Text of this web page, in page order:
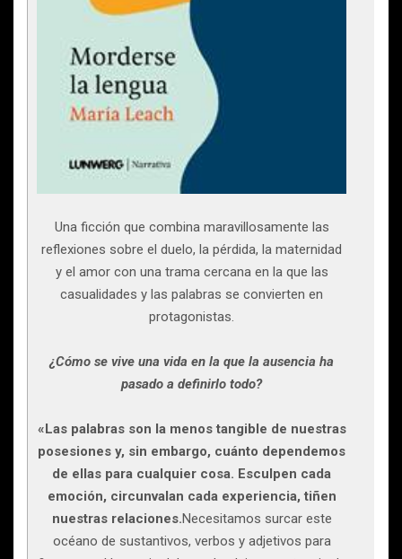
Una ficción que combina maravillosamente las
reflexiones sobre el duelo, la pérdida, la maternidad
y el amor con una trama cercana en la que las
casualidades y las palabras se convierten en
protagonistas.
¿Cómo se vive una vida en la que la ausencia ha
pasado a definirlo todo?
«Las palabras son la menos tangible de nuestras
posesiones y, sin embargo, cuánto dependemos
de ellas para cualquier cosa. Esculpen cada
emoción, circunvalan cada experiencia, tiñen
nuestras relaciones.Necesitamos surcar este
océano de sustantivos, verbos y adjetivos para